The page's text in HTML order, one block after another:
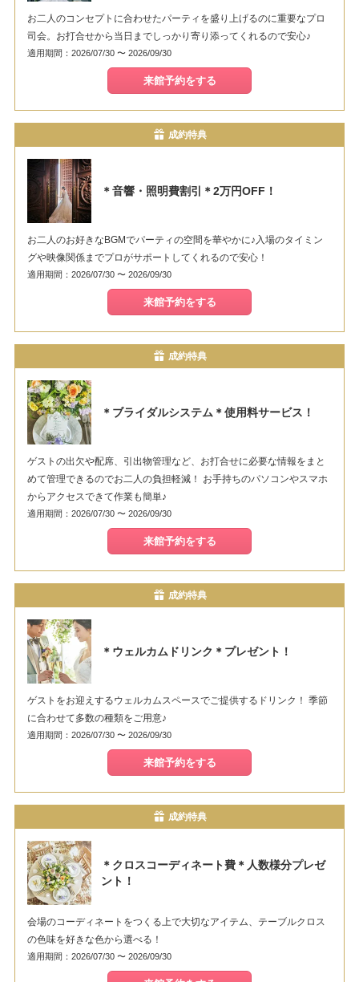
お二人のコンセプトに合わせたパーティを盛り上げるのに重要なプロ
司会。お打合せから当日までしっかり寄り添ってくれるので安心♪
適用期間：2026/07/30 〜 2026/09/30
来館予約をする
成約特典
＊音響・照明費割引＊2万円OFF！
お二人のお好きなBGMでパーティの空間を華やかに♪入場のタイミン
グや映像関係までプロがサポートしてくれるので安心！
適用期間：2026/07/30 〜 2026/09/30
来館予約をする
成約特典
＊ブライダルシステム＊使用料サービス！
ゲストの出欠や配席、引出物管理など、お打合せに必要な情報をまと
めて管理できるのでお二人の負担軽減！ お手持ちのパソコンやスマホ
からアクセスできて作業も簡単♪
適用期間：2026/07/30 〜 2026/09/30
来館予約をする
成約特典
＊ウェルカムドリンク＊プレゼント！
ゲストをお迎えするウェルカムスペースでご提供するドリンク！ 季節
に合わせて多数の種類をご用意♪
適用期間：2026/07/30 〜 2026/09/30
来館予約をする
成約特典
＊クロスコーディネート費＊人数様分プレゼ
ント！
会場のコーディネートをつくる上で大切なアイテム、テーブルクロス
の色味を好きな色から選べる！
適用期間：2026/07/30 〜 2026/09/30